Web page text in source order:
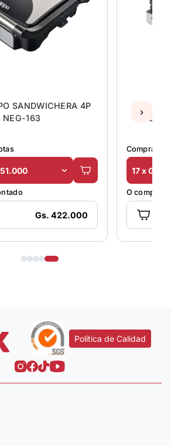
SANDWICHERA 4P
NEG-163
Gs. 422.000
Comprá en
17 x Gs.
O comprá
›
Política de Calidad